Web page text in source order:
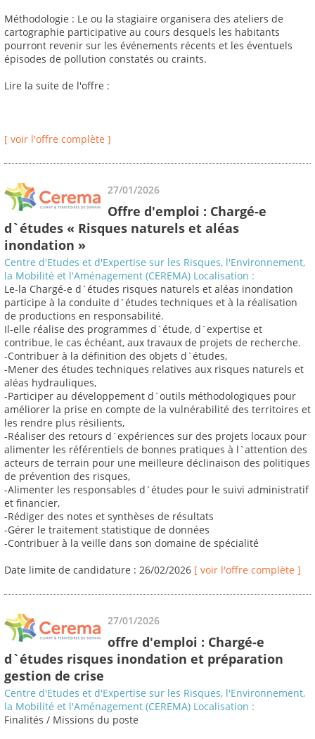
Méthodologie : Le ou la stagiaire organisera des ateliers de
cartographie participative au cours desquels les habitants
pourront revenir sur les événements récents et les éventuels
épisodes de pollution constatés ou craints.
Lire la suite de l'offre :
[ voir l'offre complète ]
27/01/2026
Offre d'emploi : Chargé-e
d`études « Risques naturels et aléas
inondation »
Centre d'Etudes et d'Expertise sur les Risques, l'Environnement,
la Mobilité et l'Aménagement (CEREMA) Localisation :
Le-la Chargé-e d`études risques naturels et aléas inondation
participe à la conduite d`études techniques et à la réalisation
de productions en responsabilité.
Il-elle réalise des programmes d`étude, d`expertise et
contribue, le cas échéant, aux travaux de projets de recherche.
-Contribuer à la définition des objets d`études,
-Mener des études techniques relatives aux risques naturels et
aléas hydrauliques,
-Participer au développement d`outils méthodologiques pour
améliorer la prise en compte de la vulnérabilité des territoires et
les rendre plus résilients,
-Réaliser des retours d`expériences sur des projets locaux pour
alimenter les référentiels de bonnes pratiques à l`attention des
acteurs de terrain pour une meilleure déclinaison des politiques
de prévention des risques,
-Alimenter les responsables d`études pour le suivi administratif
et financier,
-Rédiger des notes et synthèses de résultats
-Gérer le traitement statistique de données
-Contribuer à la veille dans son domaine de spécialité
Date limite de candidature : 26/02/2026 [ voir l'offre complète ]
27/01/2026
offre d'emploi : Chargé-e
d`études risques inondation et préparation
gestion de crise
Centre d'Etudes et d'Expertise sur les Risques, l'Environnement,
la Mobilité et l'Aménagement (CEREMA) Localisation :
Finalités / Missions du poste